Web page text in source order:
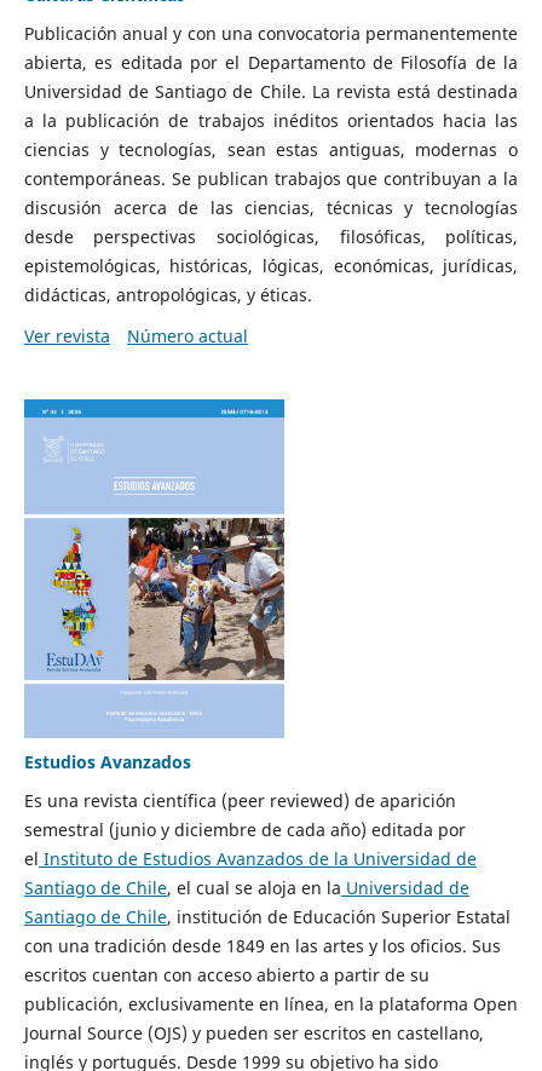
Publicación anual y con una convocatoria permanentemente
abierta, es editada por el Departamento de Filosofía de la
Universidad de Santiago de Chile. La revista está destinada
a la publicación de trabajos inéditos orientados hacia las
ciencias y tecnologías, sean estas antiguas, modernas o
contemporáneas. Se publican trabajos que contribuyan a la
discusión acerca de las ciencias, técnicas y tecnologías
desde perspectivas sociológicas, filosóficas, políticas,
epistemológicas, históricas, lógicas, económicas, jurídicas,
didácticas, antropológicas, y éticas.
Ver revista
Número actual
Estudios Avanzados
Es una revista científica (peer reviewed) de aparición
semestral (junio y diciembre de cada año) editada por
el Instituto de Estudios Avanzados de la Universidad de
Santiago de Chile, el cual se aloja en la Universidad de
Santiago de Chile, institución de Educación Superior Estatal
con una tradición desde 1849 en las artes y los oficios. Sus
escritos cuentan con acceso abierto a partir de su
publicación, exclusivamente en línea, en la plataforma Open
Journal Source (OJS) y pueden ser escritos en castellano,
inglés y portugués. Desde 1999 su objetivo ha sido